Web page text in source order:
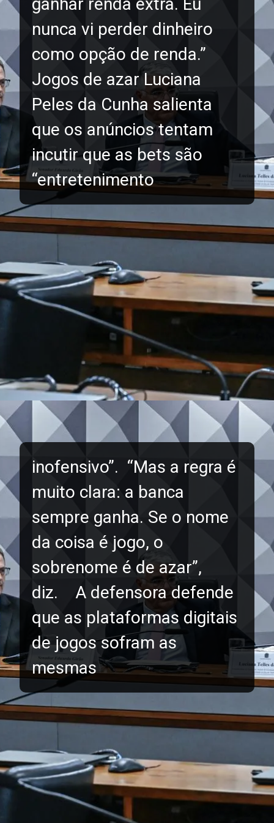
nunca vi perder dinheiro
como opção de renda.”
Jogos de azar Luciana
Peles da Cunha salienta
que os anúncios tentam
incutir que as bets são
“entretenimento
inofensivo”. “Mas a regra é
muito clara: a banca
sempre ganha. Se o nome
da coisa é jogo, o
sobrenome é de azar”,
diz. A defensora defende
que as plataformas digitais
de jogos sofram as
mesmas